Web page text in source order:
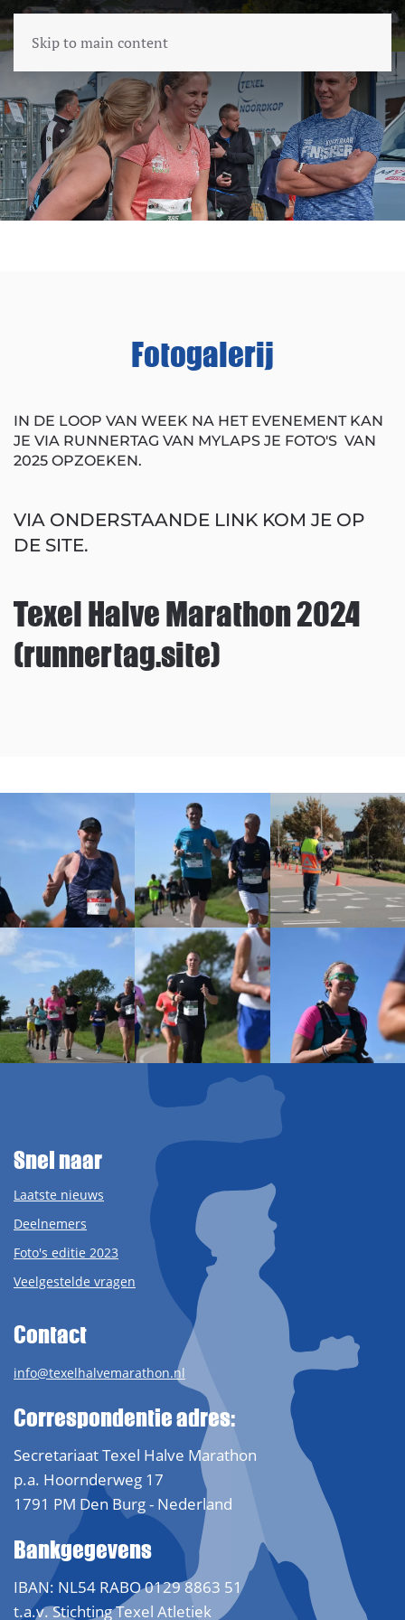
Skip to main content
Fotogalerij
IN DE LOOP VAN WEEK NA HET EVENEMENT KAN
JE VIA RUNNERTAG VAN MYLAPS JE FOTO'S VAN
2025 OPZOEKEN.
VIA ONDERSTAANDE LINK KOM JE OP
DE SITE.
Texel Halve Marathon 2024
(runnertag.site)
Snel naar
Laatste nieuws
Deelnemers
Foto's editie 2023
Veelgestelde vragen
Contact
info@texelhalvemarathon.nl
Correspondentie adres:
Secretariaat Texel Halve Marathon
p.a. Hoornderweg 17
1791 PM Den Burg - Nederland
Bankgegevens
IBAN: NL54 RABO 0129 8863 51
t.a.v. Stichting Texel Atletiek